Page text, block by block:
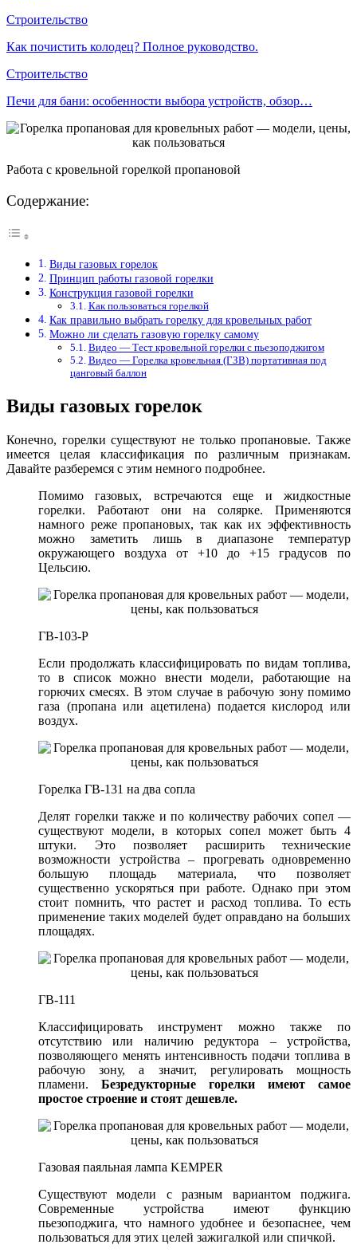
Строительство
Как почистить колодец? Полное руководство.
Строительство
Печи для бани: особенности выбора устройств, обзор…
Работа с кровельной горелкой пропановой
Содержание:
Виды газовых горелок
Принцип работы газовой горелки
Конструкция газовой горелки
Как пользоваться горелкой
Как правильно выбрать горелку для кровельных работ
Можно ли сделать газовую горелку самому
Видео — Тест кровельной горелки с пьезоподжигом
Видео — Горелка кровельная (ГЗВ) портативная под
цанговый баллон
Виды газовых горелок
Конечно, горелки существуют не только пропановые. Также
имеется целая классификация по различным признакам.
Давайте разберемся с этим немного подробнее.
Помимо газовых, встречаются еще и жидкостные
горелки. Работают они на солярке. Применяются
намного реже пропановых, так как их эффективность
можно заметить лишь в диапазоне температур
окружающего воздуха от +10 до +15 градусов по
Цельсию.
ГВ-103-Р
Если продолжать классифицировать по видам топлива,
то в список можно внести модели, работающие на
горючих смесях. В этом случае в рабочую зону помимо
газа (пропана или ацетилена) подается кислород или
воздух.
Горелка ГВ-131 на два сопла
Делят горелки также и по количеству рабочих сопел —
существуют модели, в которых сопел может быть 4
штуки. Это позволяет расширить технические
возможности устройства – прогревать одновременно
большую площадь материала, что позволяет
существенно ускоряться при работе. Однако при этом
стоит помнить, что растет и расход топлива. То есть
применение таких моделей будет оправдано на больших
площадях.
ГВ-111
Классифицировать инструмент можно также по
отсутствию или наличию редуктора – устройства,
позволяющего менять интенсивность подачи топлива в
рабочую зону, а значит, регулировать мощность
пламени. Безредукторные горелки имеют самое
простое строение и стоят дешевле.
Газовая паяльная лампа KEMPER
Существуют модели с разным вариантом поджига.
Современные устройства имеют функцию
пьезоподжига, что намного удобнее и безопаснее, чем
пользоваться для этих целей зажигалкой или спичкой.